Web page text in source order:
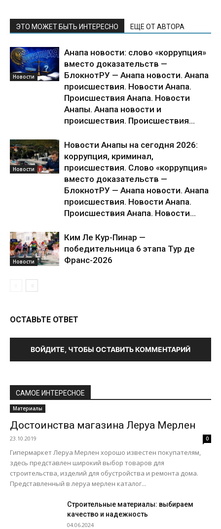
ЭТО МОЖЕТ БЫТЬ ИНТЕРЕСНО ЕЩЕ ОТ АВТОРА
Новости
Анапа новости: слово «коррупция»
вместо доказательств —
БлокнотРУ — Анапа новости. Анапа
происшествия. Новости Анапа.
Происшествия Анапа. Новости
Анапы. Анапа новости и
происшествия. Происшествия...
Новости
Новости Анапы на сегодня 2026:
коррупция, криминал,
происшествия. Слово «коррупция»
вместо доказательств —
БлокнотРУ — Анапа новости. Анапа
происшествия. Новости Анапа.
Происшествия Анапа. Новости...
Новости
Ким Ле Кур-Пинар —
победительница 6 этапа Тур де
Франс-2026
ОСТАВЬТЕ ОТВЕТ
ВОЙДИТЕ, ЧТОБЫ ОСТАВИТЬ КОММЕНТАРИЙ
САМОЕ ИНТЕРЕСНОЕ
Материалы
Достоинства магазина Леруа Мерлен
23.10.2019 0
Гипермаркет Леруа Мерлен хорошо известен покупателям,
здесь представлен широкий выбор товаров для
строительства, изделий для обустройства и ремонта дома.
Представленный в леруа мерлен каталог...
Строительные материалы: выбираем
качество и надежность
04.06.2024